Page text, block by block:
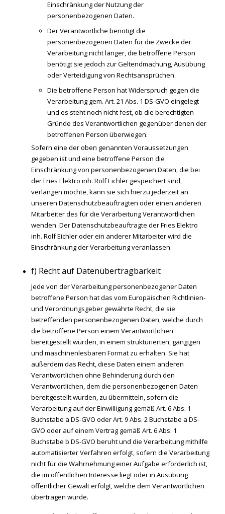
Einschränkung der Nutzung der
personenbezogenen Daten.
Der Verantwortliche benötigt die
personenbezogenen Daten für die Zwecke der
Verarbeitung nicht länger, die betroffene Person
benötigt sie jedoch zur Geltendmachung, Ausübung
oder Verteidigung von Rechtsansprüchen.
Die betroffene Person hat Widerspruch gegen die
Verarbeitung gem. Art. 21 Abs. 1 DS-GVO eingelegt
und es steht noch nicht fest, ob die berechtigten
Gründe des Verantwortlichen gegenüber denen der
betroffenen Person überwiegen.
Sofern eine der oben genannten Voraussetzungen
gegeben ist und eine betroffene Person die
Einschränkung von personenbezogenen Daten, die bei
der Fries Elektro inh. Rolf Eichler gespeichert sind,
verlangen möchte, kann sie sich hierzu jederzeit an
unseren Datenschutzbeauftragten oder einen anderen
Mitarbeiter des für die Verarbeitung Verantwortlichen
wenden. Der Datenschutzbeauftragte der Fries Elektro
inh. Rolf Eichler oder ein anderer Mitarbeiter wird die
Einschränkung der Verarbeitung veranlassen.
f) Recht auf Datenübertragbarkeit
Jede von der Verarbeitung personenbezogener Daten
betroffene Person hat das vom Europäischen Richtlinien-
und Verordnungsgeber gewährte Recht, die sie
betreffenden personenbezogenen Daten, welche durch
die betroffene Person einem Verantwortlichen
bereitgestellt wurden, in einem strukturierten, gängigen
und maschinenlesbaren Format zu erhalten. Sie hat
außerdem das Recht, diese Daten einem anderen
Verantwortlichen ohne Behinderung durch den
Verantwortlichen, dem die personenbezogenen Daten
bereitgestellt wurden, zu übermitteln, sofern die
Verarbeitung auf der Einwilligung gemäß Art. 6 Abs. 1
Buchstabe a DS-GVO oder Art. 9 Abs. 2 Buchstabe a DS-
GVO oder auf einem Vertrag gemäß Art. 6 Abs. 1
Buchstabe b DS-GVO beruht und die Verarbeitung mithilfe
automatisierter Verfahren erfolgt, sofern die Verarbeitung
nicht für die Wahrnehmung einer Aufgabe erforderlich ist,
die im öffentlichen Interesse liegt oder in Ausübung
öffentlicher Gewalt erfolgt, welche dem Verantwortlichen
übertragen wurde.